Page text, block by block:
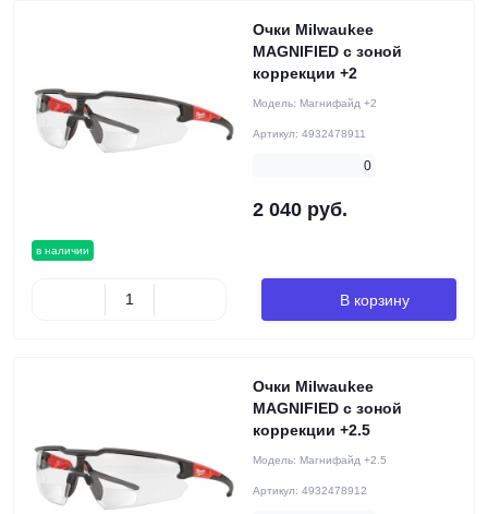
в наличии
Очки Milwaukee
MAGNIFIED с зоной
коррекции +2
Модель: Магнифайд +2
Артикул: 4932478911
0
2 040 руб.
В корзину
Очки Milwaukee
MAGNIFIED с зоной
коррекции +2.5
Модель: Магнифайд +2.5
Артикул: 4932478912